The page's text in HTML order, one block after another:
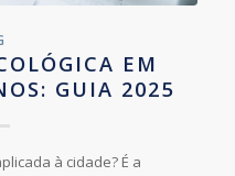
EM
GUIA 2025
à cidade? É a